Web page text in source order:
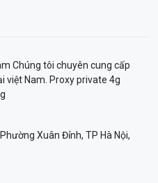
Chúng tôi chuyên cung cấp
việt Nam. Proxy private 4g
Xuân Đỉnh, TP Hà Nội,